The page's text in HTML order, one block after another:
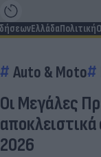
ΕλλάδαΠολιτική
Auto & Moto
Οι Μεγάλες
2026